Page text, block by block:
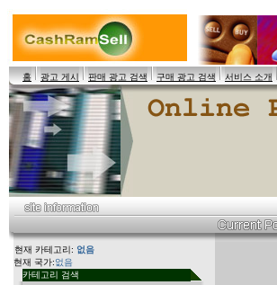
홈 광고 게시 판매 광고 검색 구매 광고 검색 서비스 소개
현재 카테고리: 없음
현재 국가:없음
카테고리 검색